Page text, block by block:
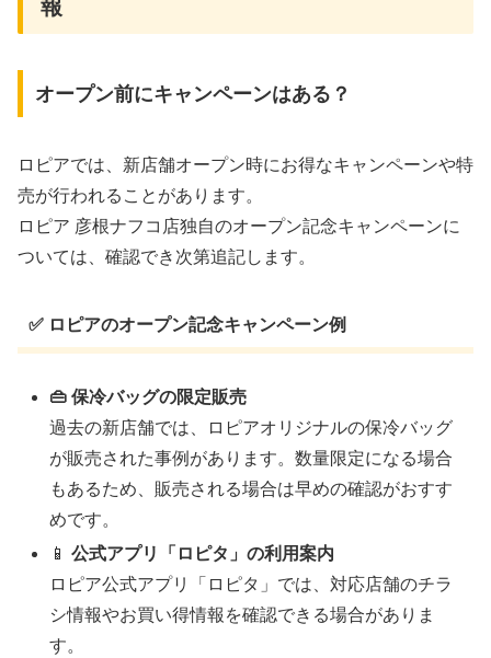
報
オープン前にキャンペーンはある？
ロピアでは、新店舗オープン時にお得なキャンペーンや特
売が行われることがあります。
ロピア 彦根ナフコ店独自のオープン記念キャンペーンに
ついては、確認でき次第追記します。
✅ ロピアのオープン記念キャンペーン例
👜 保冷バッグの限定販売
過去の新店舗では、ロピアオリジナルの保冷バッグ
が販売された事例があります。数量限定になる場合
もあるため、販売される場合は早めの確認がおすす
めです。
📱公式アプリ「ロピタ」の利用案内
ロピア公式アプリ「ロピタ」では、対応店舗のチラ
シ情報やお買い得情報を確認できる場合がありま
す。